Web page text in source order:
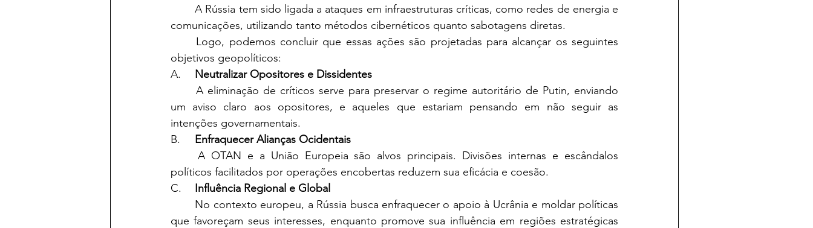
	A Rússia tem sido ligada a ataques em infraestruturas críticas, como redes de energia e
comunicações, utilizando tanto métodos cibernéticos quanto sabotagens diretas.
objetivos geopolíticos:
Neutralizar Opositores e Dissidentes
um aviso claro aos opositores, e aqueles que estariam pensando em não seguir as
intenções governamentais.
Enfraquecer Alianças Ocidentais
políticos facilitados por operações encobertas reduzem sua eficácia e coesão.
Influência Regional e Global
que favoreçam seus interesses, enquanto promove sua influência em regiões estratégicas